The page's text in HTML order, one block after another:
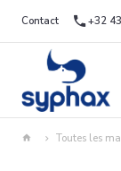
Contact +32
Toutes les